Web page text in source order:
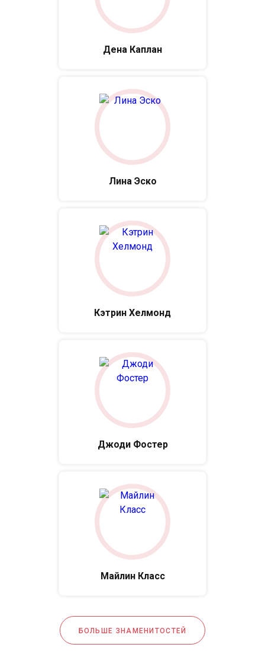
Дена Каплан
Лина Эско
Кэтрин Хелмонд
Джоди Фостер
Майлин Класс
БОЛЬШЕ ЗНАМЕНИТОСТЕЙ